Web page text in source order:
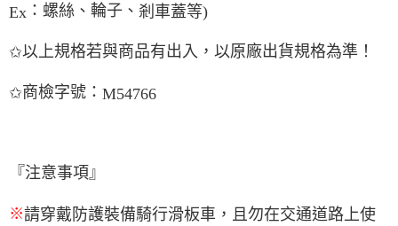
Ex ：螺絲、輪子、 剎 車蓋等)
✩以上規格若與商品有出入，以原廠出貨規格為準！
✩商檢字號： M54766
『注意事項』
※請穿戴防護裝備騎行滑板車，且勿在交通道路上使